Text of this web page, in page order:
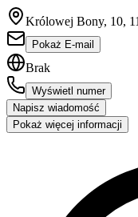
Królowej Bony, 10,
Pokaż E-mail
Brak
Wyświetl numer
Napisz wiadomość
Pokaż więcej informacji